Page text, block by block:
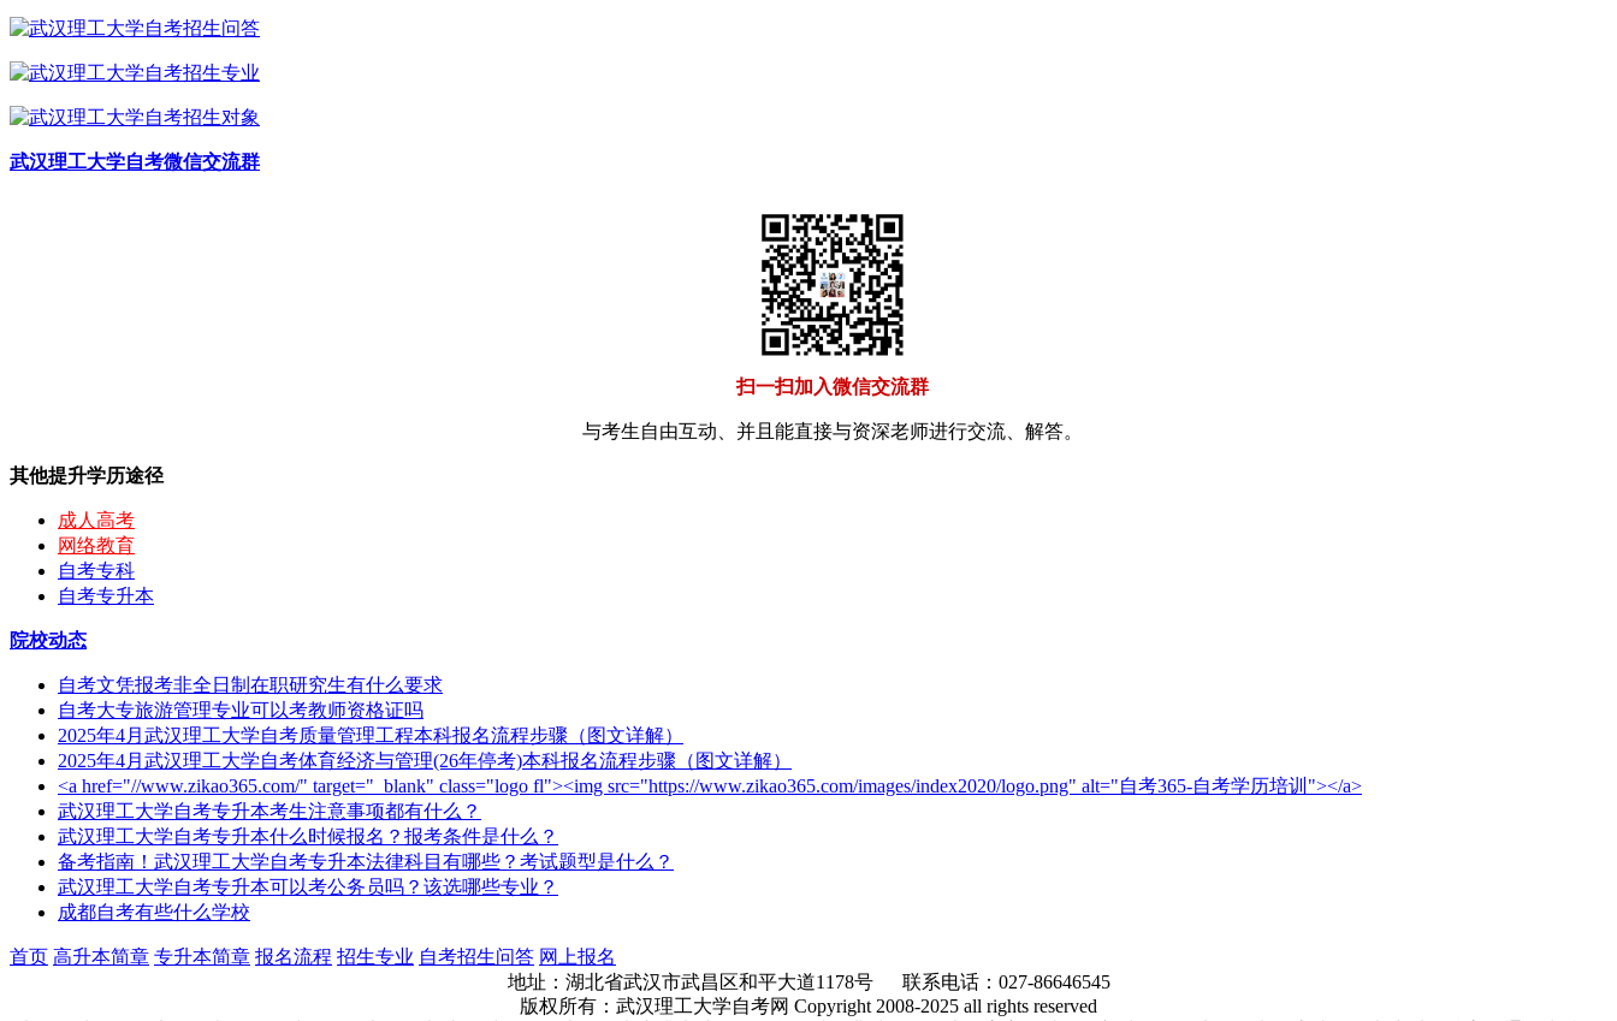
武汉理工大学自考微信交流群
扫一扫加入微信交流群
与考生自由互动、并且能直接与资深老师进行交流、解答。
其他提升学历途径
成人高考
网络教育
自考专科
自考专升本
院校动态
自考文凭报考非全日制在职研究生有什么要求
自考大专旅游管理专业可以考教师资格证吗
2025年4月武汉理工大学自考质量管理工程本科报名流程步骤（图文详解）
2025年4月武汉理工大学自考体育经济与管理(26年停考)本科报名流程步骤（图文详解）
<a href="//www.zikao365.com/" target="_blank" class="logo fl"><img src="https://www.zikao365.com/images/index2020/logo.png" alt="自考365-自考学历培训"></a>
武汉理工大学自考专升本考生注意事项都有什么？
武汉理工大学自考专升本什么时候报名？报考条件是什么？
备考指南！武汉理工大学自考专升本法律科目有哪些？考试题型是什么？
武汉理工大学自考专升本可以考公务员吗？该选哪些专业？
成都自考有些什么学校
首页 高升本简章 专升本简章 报名流程 招生专业 自考招生问答 网上报名
地址：湖北省武汉市武昌区和平大道1178号 联系电话：027-86646545
版权所有：武汉理工大学自考网 Copyright 2008-2025 all rights reserved